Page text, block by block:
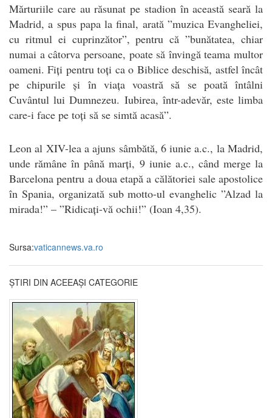
Mărturiile care au răsunat pe stadion în această seară la
Madrid, a spus papa la final, arată ”muzica Evangheliei,
cu ritmul ei cuprinzător”, pentru că ”bunătatea, chiar
numai a câtorva persoane, poate să învingă teama multor
oameni. Fiți pentru toți ca o Biblice deschisă, astfel încât
pe chipurile și în viața voastră să se poată întâlni
Cuvântul lui Dumnezeu. Iubirea, într-adevăr, este limba
care-i face pe toți să se simtă acasă”.
Leon al XIV-lea a ajuns sâmbătă, 6 iunie a.c., la Madrid,
unde rămâne în până marți, 9 iunie a.c., când merge la
Barcelona pentru a doua etapă a călătoriei sale apostolice
în Spania, organizată sub motto-ul evanghelic ”Alzad la
mirada!” – ”Ridicați-vă ochii!” (Ioan 4,35).
Sursa:vaticannews.va.ro
ȘTIRI DIN ACEEAȘI CATEGORIE